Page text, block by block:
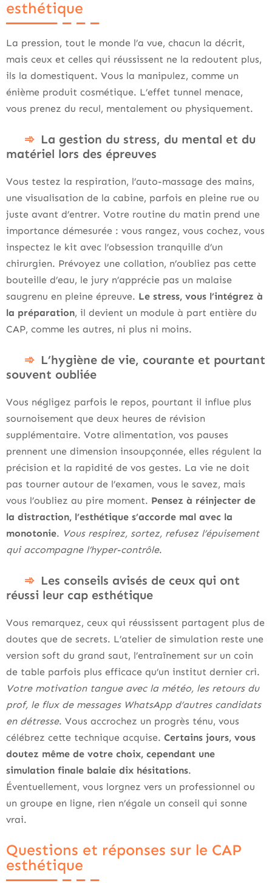
esthétique
La pression, tout le monde l’a vue, chacun la décrit,
mais ceux et celles qui réussissent ne la redoutent plus,
ils la domestiquent. Vous la manipulez, comme un
énième produit cosmétique. L’effet tunnel menace,
vous prenez du recul, mentalement ou physiquement.
La gestion du stress, du mental et du
matériel lors des épreuves
Vous testez la respiration, l’auto-massage des mains,
une visualisation de la cabine, parfois en pleine rue ou
juste avant d’entrer. Votre routine du matin prend une
importance démesurée : vous rangez, vous cochez, vous
inspectez le kit avec l’obsession tranquille d’un
chirurgien. Prévoyez une collation, n’oubliez pas cette
bouteille d’eau, le jury n’apprécie pas un malaise
saugrenu en pleine épreuve. Le stress, vous l’intégrez à
la préparation, il devient un module à part entière du
CAP, comme les autres, ni plus ni moins.
L’hygiène de vie, courante et pourtant
souvent oubliée
Vous négligez parfois le repos, pourtant il influe plus
sournoisement que deux heures de révision
supplémentaire. Votre alimentation, vos pauses
prennent une dimension insoupçonnée, elles régulent la
précision et la rapidité de vos gestes. La vie ne doit
pas tourner autour de l’examen, vous le savez, mais
vous l’oubliez au pire moment. Pensez à réinjecter de
la distraction, l’esthétique s’accorde mal avec la
monotonie. Vous respirez, sortez, refusez l’épuisement
qui accompagne l’hyper-contrôle.
Les conseils avisés de ceux qui ont
réussi leur cap esthétique
Vous remarquez, ceux qui réussissent partagent plus de
doutes que de secrets. L’atelier de simulation reste une
version soft du grand saut, l’entraînement sur un coin
de table parfois plus efficace qu’un institut dernier cri.
Votre motivation tangue avec la météo, les retours du
prof, le flux de messages WhatsApp d’autres candidats
en détresse. Vous accrochez un progrès ténu, vous
célébrez cette technique acquise. Certains jours, vous
doutez même de votre choix, cependant une
simulation finale balaie dix hésitations.
Éventuellement, vous lorgnez vers un professionnel ou
un groupe en ligne, rien n’égale un conseil qui sonne
vrai.
Questions et réponses sur le CAP
esthétique